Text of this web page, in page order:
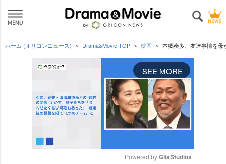
ホーム (オリコンニュース) Drama&Movie TOP 映画 本郷奏多、友達事情を
SEE MORE
Powered by GliaStudios